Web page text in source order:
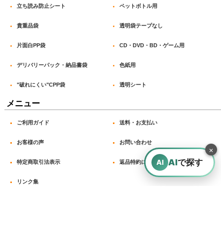
17]
そのまま吊り下げ陳列できる点と、静電防止加工が施されて
いる点。 サイズ表記が分かりやすく、想定通りのサイズ感
2026-02-13
ています。
購入商品
OPP袋テープ付 A5用 本体側開閉自在テープ 標準
立ち読み防止シート ペットボトル用
貴重品袋 透明袋テープなし
片面白PP袋 CD・DVD・BD・ゲーム用
デリバリーパック・納品書袋 色紙用
"破れにくい"CPP袋 透明シート
メニュー
ご利用ガイド 送料・お支払い
お客様の声 お問い合わせ
特定商取引法表示 返品特約に関する重要事項
リンク集
AI AIで探す
×